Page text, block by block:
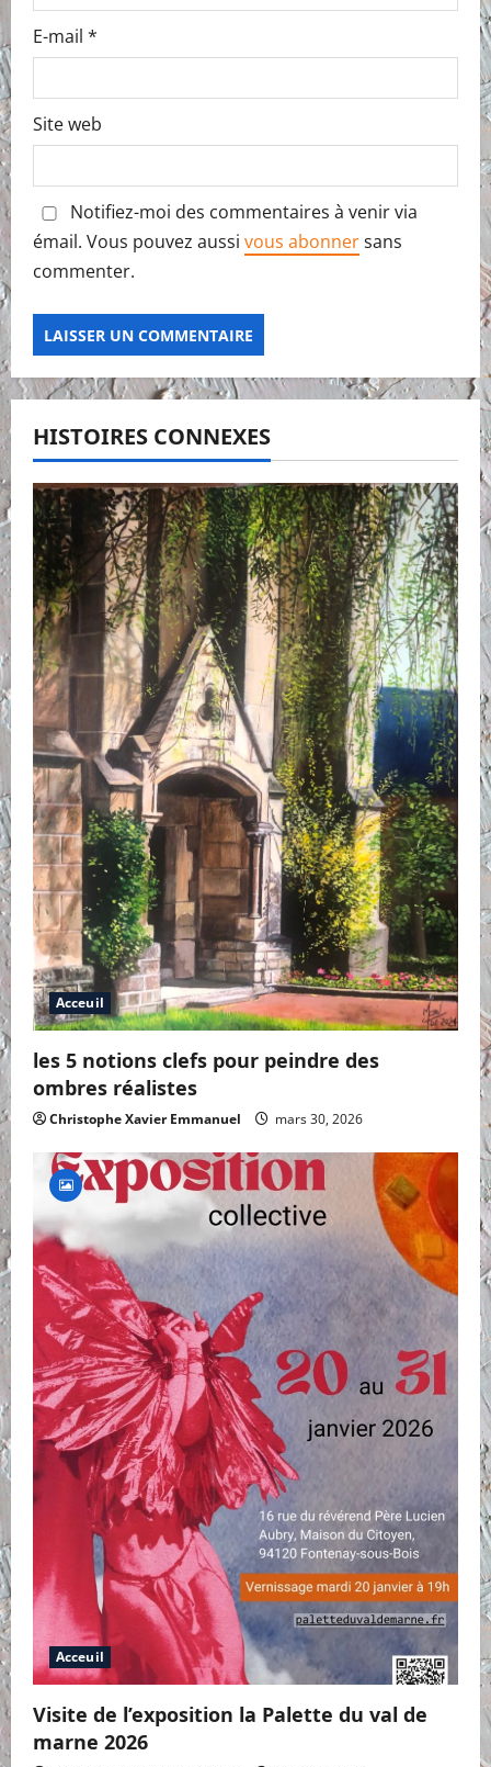
E-mail *
Site web
Notifiez-moi des commentaires à venir via
émail. Vous pouvez aussi vous abonnersans
commenter.
HISTOIRES CONNEXES
Acceuil
les 5 notions clefs pour peindre des
ombres réalistes
Christophe Xavier Emmanuel mars 30, 2026
Acceuil
Visite de l’exposition la Palette du val de
marne 2026